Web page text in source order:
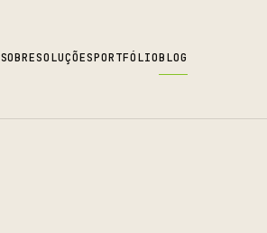
SOBRESOLUÇÕESPORTFÓLIOBLOG